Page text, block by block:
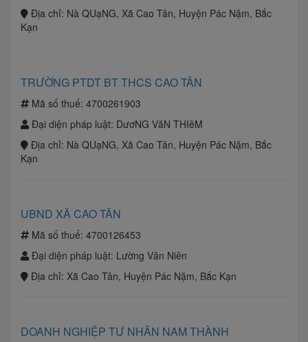
Địa chỉ: Nà QUạNG, Xã Cao Tân, Huyện Pác Nặm, Bắc
Kạn
TRƯỜNG PTDT BT THCS CAO TÂN
Mã số thuế: 4700261903
Đại diện pháp luật: DươNG VăN THIêM
Địa chỉ: Nà QUạNG, Xã Cao Tân, Huyện Pác Nặm, Bắc
Kạn
UBND XÃ CAO TÂN
Mã số thuế: 4700126453
Đại diện pháp luật: Lường Văn Niên
Địa chỉ: Xã Cao Tân, Huyện Pác Nặm, Bắc Kạn
DOANH NGHIỆP TƯ NHÂN NAM THÀNH